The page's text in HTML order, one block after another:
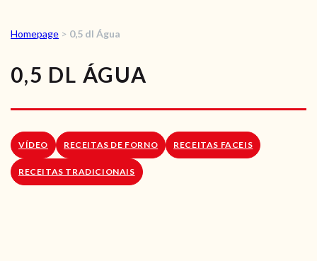
RECEITAS VEGGIE
SOBRE NÓS
LOJA ONLINE
Homepage > 0,5 dl Água
0,5 DL ÁGUA
VÍDEO RECEITAS DE FORNO RECEITAS FACEIS
RECEITAS TRADICIONAIS